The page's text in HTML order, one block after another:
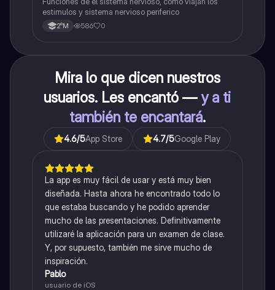
estimulos y sistema nervioso periferico
2°M 586 0
Mira lo que dicen nuestros
usuarios. Les encantó —y a ti
también te encantará.
4.6/5App Store 4.7/5Google Play
La app es muy fácil de usar y está muy bien
diseñada. Hasta ahora he encontrado todo lo
que estaba buscando y he podido aprender
mucho de las presentaciones. Definitivamente
utilizaré la aplicación para un examen de clase.
Y, por supuesto, también me sirve mucho de
inspiración.
Pablo
usuario de iOS